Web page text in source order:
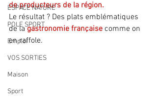
ESPACE NATURE
POLE SPORT
Emploi
VOS SORTIES
Maison
Sport
de producteurs de la région.
Le résultat ? Des plats emblématiques
de la gastronomie française comme on
en raffole.